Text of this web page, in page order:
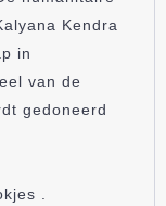
Kendra
in
van de
gedoneerd
.